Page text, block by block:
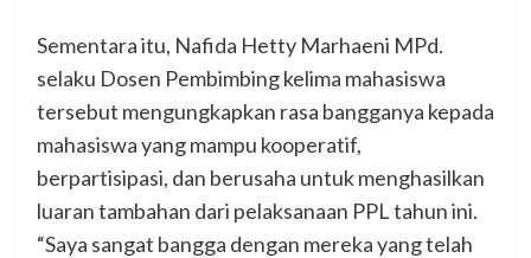
Sementara itu, Nafida Hetty Marhaeni MPd.
selaku Dosen Pembimbing kelima mahasiswa
tersebut mengungkapkan rasa bangganya kepada
mahasiswa yang mampu kooperatif,
berpartisipasi, dan berusaha untuk menghasilkan
luaran tambahan dari pelaksanaan PPL tahun ini.
“Saya sangat bangga dengan mereka yang telah